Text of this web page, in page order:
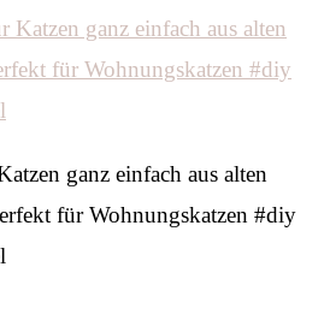
ganz einfach aus alten
für Wohnungskatzen #diy